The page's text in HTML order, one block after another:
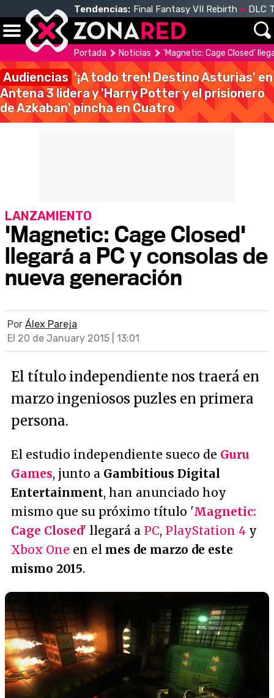
Tendencias: Final Fantasy VII Rebirth DLC
Portada Noticias 'Magnetic: Cage Closed'
Audiencias '¡A todo tren! Destino Asturias' en
Antena 3 lidera y 'Harry Potter y el prisionero
de Azkaban' pincha en Cuatro
'Magnetic: Cage Closed'
llegará a PC y consolas de
nueva generación
LANZAMIENTO
Por Álex Pareja
El 20 de January 2015 | 13:01
El título independiente nos traerá en
marzo ingeniosos puzles en primera
persona.
El estudio independiente sueco de Guru
Games, junto a Gambitious Digital
Entertainment, han anunciado hoy
mismo que su próximo título 'Magnetic:
Cage Closed' llegará a PC, PlayStation 4 y
Xbox One en el mes de marzo de este
mismo 2015.